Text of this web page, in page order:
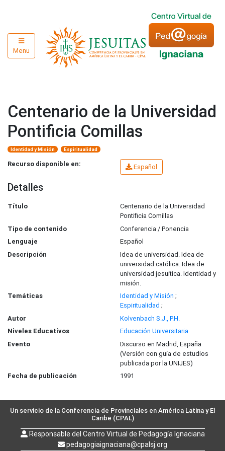
Menu
Centenario de la Universidad
Pontificia Comillas
Identidad y Misión Espiritualidad
Recurso disponible en: Español
Detalles
Título
Centenario de la Universidad
Pontificia Comillas
Tipo de contenido
Conferencia / Ponencia
Lenguaje
Español
Descripción
Idea de universidad. Idea de
universidad católica. Idea de
universidad jesuítica. Identidad y
misión.
Temáticas
Identidad y Misión ;
Espiritualidad ;
Autor
Kolvenbach S.J., P.H.
Niveles Educativos
Educación Universitaria
Evento
Discurso en Madrid, España
(Versión con guía de estudios
publicada por la UNIJES)
Fecha de publicación
1991
Un servicio de la Conferencia de Provinciales en América Latina y El
Caribe (CPAL)
Responsable del Centro Virtual de Pedagogía Ignaciana
pedagogiaignaciana@cpalsj.org